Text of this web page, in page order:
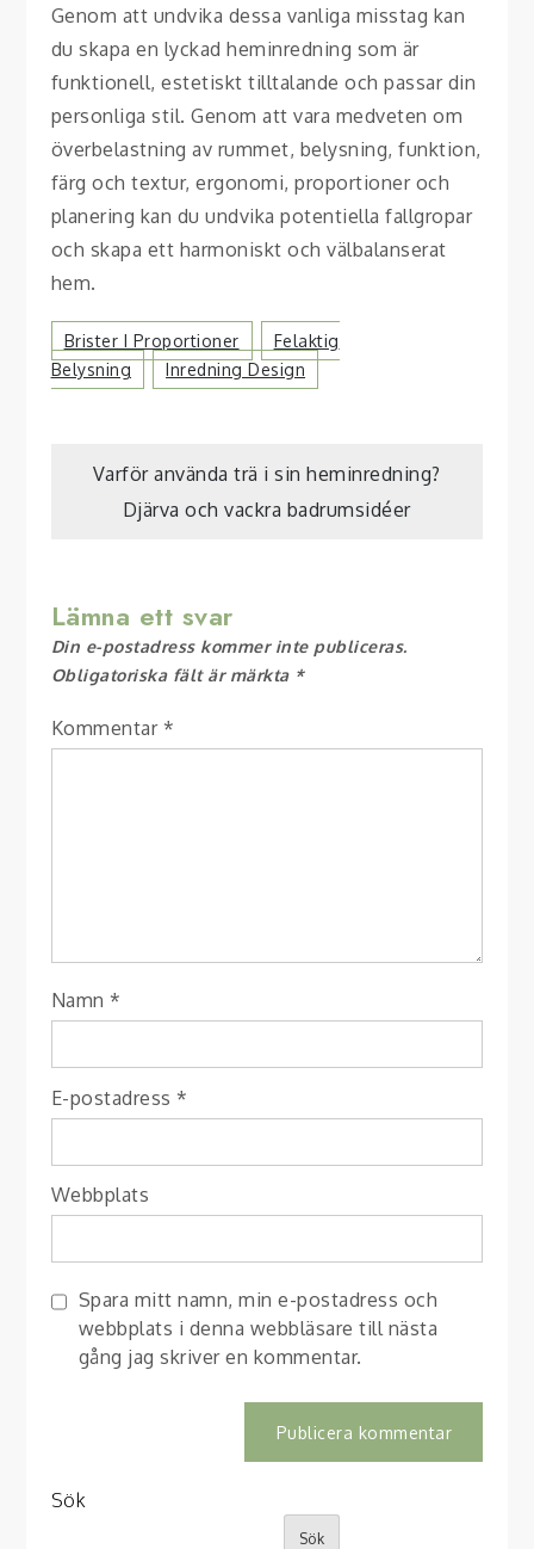
Genom att undvika dessa vanliga misstag kan
du skapa en lyckad heminredning som är
funktionell, estetiskt tilltalande och passar din
personliga stil. Genom att vara medveten om
överbelastning av rummet, belysning, funktion,
färg och textur, ergonomi, proportioner och
planering kan du undvika potentiella fallgropar
och skapa ett harmoniskt och välbalanserat
hem.
Brister I Proportioner
Felaktig
Belysning
Inredning Design
Inläggsnavigering
Varför använda trä i sin heminredning?
Djärva och vackra badrumsidéer
Lämna ett svar
Din e-postadress kommer inte publiceras.
Obligatoriska fält är märkta *
Kommentar *
Namn *
E-postadress *
Webbplats
Spara mitt namn, min e-postadress och
webbplats i denna webbläsare till nästa
gång jag skriver en kommentar.
Sök
Sök